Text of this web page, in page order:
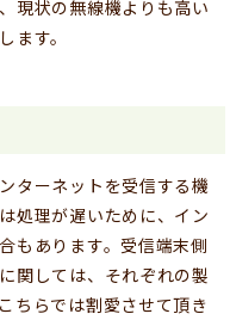
現状の無線機よりも高い
ます。
ターネットを受信する機
処理が遅いために、イン
もあります。受信端末側
関しては、それぞれの製
ちらでは割愛させて頂き